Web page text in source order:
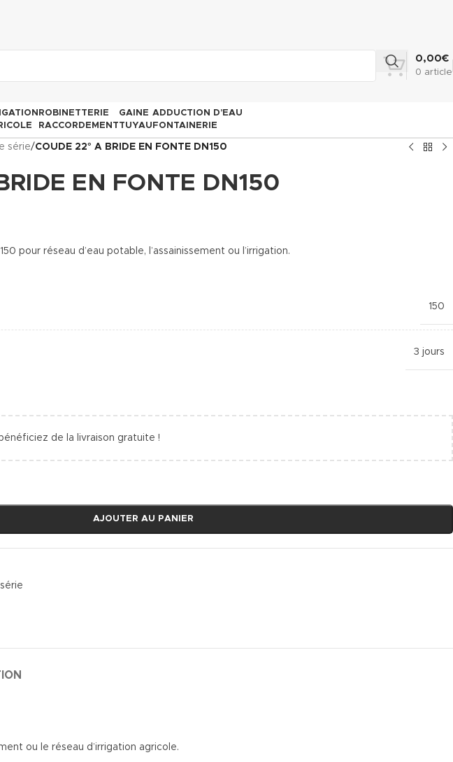
0 article
0,00€
ROBINETTERIE
RACCORDEMENT
GAINE
TUYAU
ADDUCTION D’EAU
FONTAINERIE
série/COUDE 22° A BRIDE EN FONTE DN150
EN FONTE DN150
pour réseau d’eau potable, l’assainissement ou l’irrigation.
150
3 jours
de la livraison gratuite !
AJOUTER AU PANIER
ou le réseau d’irrigation agricole.